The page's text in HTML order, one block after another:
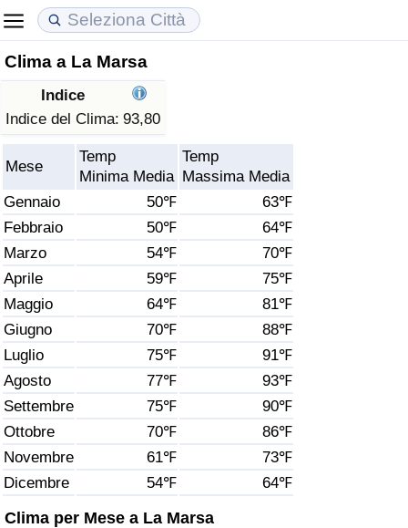
Clima a La Marsa
Indice
Indice del Clima: 93,80
Mese
Temp
Minima Media
Temp
Massima Media
Gennaio
50℉
63℉
Febbraio
50℉
64℉
Marzo
54℉
70℉
Aprile
59℉
75℉
Maggio
64℉
81℉
Giugno
70℉
88℉
Luglio
75℉
91℉
Agosto
77℉
93℉
Settembre
75℉
90℉
Ottobre
70℉
86℉
Novembre
61℉
73℉
Dicembre
54℉ 64℉
Clima per Mese a La Marsa
Costo della vita
Indice Del Costo Della Vita (corrente)
Indice Del Costo Della Vita
Indice del Costo della Vita per Nazione
ad Aqaba
Prezzi degli immobili
Indice del Prezzo delle Case (Corrente)
Indice del Prezzo delle Case
Indice del Prezzo delle Case per Nazione
Qualità della Vita
Indice della Qualità della Vita
Indice della Qualità della Vita (Corrente)
Indice della qualità della vita per Paese
Criminalità
Indice del Tasso di Criminalità (Corrente)
Indice della Criminalità
Indice di criminalità per paese
Assistenza Sanitaria
Indice dell’Assistenza Sanitaria (Corrente)